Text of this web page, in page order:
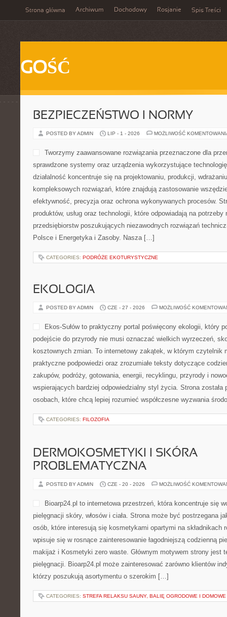
Strona główna Archiwum Dochodowy Rosjanie Spis Treści
GOŚĆ
BEZPIECZEŃSTWO I NORMY
POSTED BY ADMIN LIP - 1 - 2026 MOŻLIWOŚĆ
Tworzymy zaawansowane rozwiązania przeznaczone dla
sprawdzone systemy oraz urządzenia wykorzystujące
działalność koncentruje się na projektowaniu, produkcji,
kompleksowych rozwiązań, które znajdują zastosowanie
efektywność, precyzja oraz ochrona wykonywanych procesów.
produktów, usług oraz technologii, które odpowiadają na potrzeby
przedsiębiorstw poszukujących niezawodnych rozwiązań
Polsce i Energetyka i Zasoby. Nasza […]
CATEGORIES: PODRÓŻE EKOTURYSTYCZNE
EKOLOGIA
POSTED BY ADMIN CZE - 27 - 2026 MOŻLIWOŚĆ
Ekos-Sułów to praktyczny portal poświęcony ekologii, który
podejście do przyrody nie musi oznaczać wielkich wyrzeczeń,
kosztownych zmian. To internetowy zakątek, w którym czytelnik
praktyczne podpowiedzi oraz zrozumiałe teksty dotyczące
zakupów, podróży, gotowania, energii, recyklingu, przyrody i
wspierających bardziej odpowiedzialny styl życia. Strona została
osobach, które chcą lepiej rozumieć współczesne wyzwania
CATEGORIES: FILOZOFIA
DERMOKOSMETYKI I SKÓRA
PROBLEMATYCZNA
POSTED BY ADMIN CZE - 20 - 2026 MOŻLIWOŚĆ
Bioarp24.pl to internetowa przestrzeń, która koncentruje się
pielęgnacji skóry, włosów i ciała. Strona może być postrzegana
osób, które interesują się kosmetykami opartymi na składnikach
wpisuje się w rosnące zainteresowanie łagodniejszą codzienną
makijaż i Kosmetyki zero waste. Głównym motywem strony jest
pielęgnacji. Bioarp24.pl może zainteresować zarówno klientów
którzy poszukują asortymentu o szerokim […]
CATEGORIES: STREFA RELAKSU SAUNY, BALIĘ OGRODOWE I DOMOWE